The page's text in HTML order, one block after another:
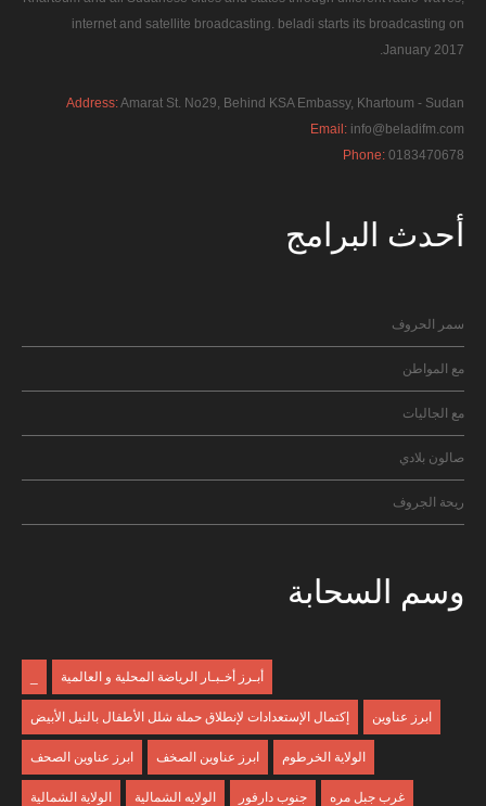
internet and satellite broadcasting. beladi starts its broadcasting on
January 2017.
Address:Amarat St. No29, Behind KSA Embassy, Khartoum - Sudan
Email: info@beladifm.com
Phone: 0183470678
أحدث البرامج
سمر الحروف
مع المواطن
مع الجاليات
صالون بلادي
ريحة الجروف
وسم السحابة
أبـرز أخـبـار الرياضة المحلية و العالمية
إكتمال الإستعدادات لإنطلاق حملة شلل الأطفال بالنيل الأبيض ابرز عناوين
ابرز عناوين الصحف ابرز عناوين الصخف الولاية الخرطوم
الولاية الشمالية الولايه الشمالية جنوب دارفور غرب جبل مره